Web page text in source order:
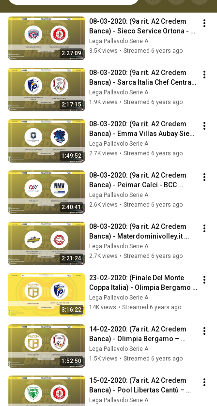
2:27:09
08-03-2020: (9a rit. A2 Credem
Banca) - Sieco Service Ortona -
Kemas Lamipel Santa Croce
Lega Pallavolo Serie A
3.5K views • Streamed 6 years ago
2:17:15
08-03-2020: (9a rit. A2 Credem
Banca) - Sarca Italia Chef Centrale
Brescia - Conad Reggio Emilia
Lega Pallavolo Serie A
1.9K views • Streamed 6 years ago
1:49:52
08-03-2020: (9a rit. A2 Credem
Banca) - Emma Villas Aubay Siena
- Synergy Mondovì
Lega Pallavolo Serie A
2.7K views • Streamed 6 years ago
2:40:41
08-03-2020: (9a rit. A2 Credem
Banca) - Peimar Calci - BCC
Castellana Grotte
Lega Pallavolo Serie A
2.6K views • Streamed 6 years ago
2:21:24
08-03-2020: (9a rit. A2 Credem
Banca) - Materdominivolley.it
Castellana Grotte - Geovertical
Geosat
Lega Pallavolo Serie A
2.7K views • Streamed 6 years ago
3:16:22
23-02-2020: (Finale Del Monte
Coppa Italia) - Olimpia Bergamo -
Sarca Italia Chef Centrale Brescia
Lega Pallavolo Serie A
14K views • Streamed 6 years ago
1:52:50
14-02-2020: (7a rit. A2 Credem
Banca) - Olimpia Bergamo –
Conad Reggio Emilia
Lega Pallavolo Serie A
1.5K views • Streamed 6 years ago
15-02-2020: (7a rit. A2 Credem
Banca) - Pool Libertas Cantù –
Kemas Lamipel Santa Croce
Lega Pallavolo Serie A